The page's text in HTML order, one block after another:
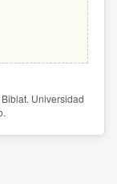
Universidad